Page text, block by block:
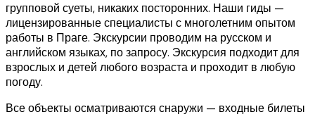
групповой суеты, никаких посторонних. Наши гиды —
лицензированные специалисты с многолетним опытом
работы в Праге. Экскурсии проводим на русском и
английском языках, по запросу. Экскурсия подходит для
взрослых и детей любого возраста и проходит в любую
погоду.
Все объекты осматриваются снаружи — входные билеты